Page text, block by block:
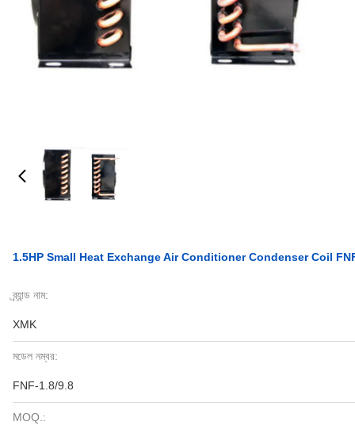
1.5HP Small Heat Exchange Air Conditioner Condenser Coil
ব্র্যান্ড নাম:
XMK
মডেল নম্বর:
FNF-1.8/9.8
MOQ.: